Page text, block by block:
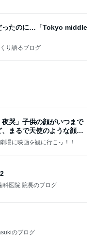
ったのに…「Tokyo middle
り語るブログ
哭」子供の顔がいつまで
まるで天使のような顔の
場に映画を観に行こっ！！
科医院 院長のブログ
のブログ